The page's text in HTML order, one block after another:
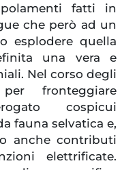
fatti in
che però ad un
esplodere quella
una vera e
Nel corso degli
fronteggiare
cospicui
fauna selvatica e,
anche contributi
elettrificate.